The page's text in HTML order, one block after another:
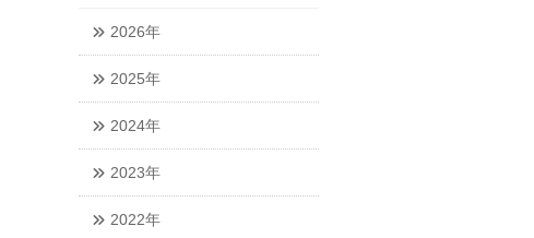
2026年
2025年
2024年
2023年
2022年